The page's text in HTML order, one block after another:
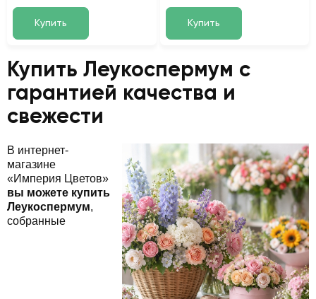
Купить Купить
Купить Леукоспермум с
гарантией качества и
свежести
В интернет-
магазине
«Империя Цветов»
вы можете купить
Леукоспермум,
собранные